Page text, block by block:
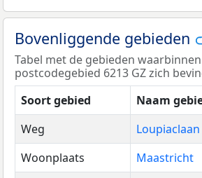
Bovenliggende gebieden
Tabel met de gebieden
postcodegebied 6213 GZ zich
Soort gebied
Naam
Weg
Loupiaclaan
Woonplaats
Maastricht